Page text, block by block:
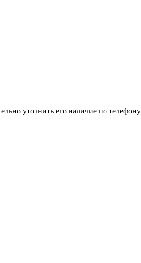
уточнить его наличие по телефону